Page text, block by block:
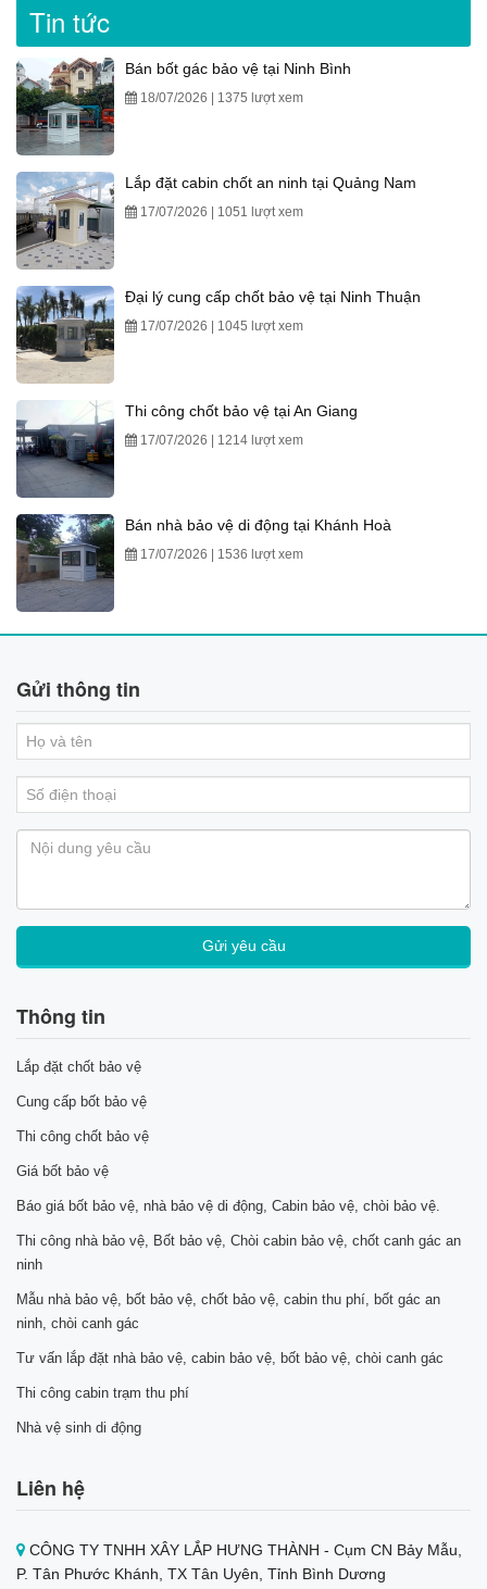
Tin tức
Bán bốt gác bảo vệ tại Ninh Bình
18/07/2026 | 1375 lượt xem
Lắp đặt cabin chốt an ninh tại Quảng Nam
17/07/2026 | 1051 lượt xem
Đại lý cung cấp chốt bảo vệ tại Ninh Thuận
17/07/2026 | 1045 lượt xem
Thi công chốt bảo vệ tại An Giang
17/07/2026 | 1214 lượt xem
Bán nhà bảo vệ di động tại Khánh Hoà
17/07/2026 | 1536 lượt xem
Gửi thông tin
Thông tin
Lắp đặt chốt bảo vệ
Cung cấp bốt bảo vệ
Thi công chốt bảo vệ
Giá bốt bảo vệ
Báo giá bốt bảo vệ, nhà bảo vệ di động, Cabin bảo vệ, chòi bảo vệ.
Thi công nhà bảo vệ, Bốt bảo vệ, Chòi cabin bảo vệ, chốt canh gác an
ninh
Mẫu nhà bảo vệ, bốt bảo vệ, chốt bảo vệ, cabin thu phí, bốt gác an
ninh, chòi canh gác
Tư vấn lắp đặt nhà bảo vệ, cabin bảo vệ, bốt bảo vệ, chòi canh gác
Thi công cabin trạm thu phí
Nhà vệ sinh di động
Liên hệ
CÔNG TY TNHH XÂY LẮP HƯNG THÀNH - Cụm CN Bảy Mẫu,
P. Tân Phước Khánh, TX Tân Uyên, Tỉnh Bình Dương